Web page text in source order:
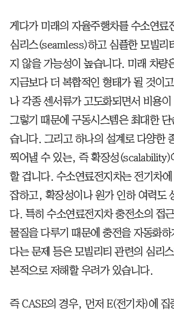
게다가 미래의 자율주행차를 수소연료
심리스(seamless)하고 심플한 모빌리
지 않을 가능성이 높습니다. 미래 차량
지금보다 더 복합적인 형태가 될 것이
나 각종 센서류가 고도화되면서 비용
그렇기 때문에 구동시스템은 최대한
습니다. 그리고 하나의 설계로 다양한
찍어낼 수 있는, 즉 확장성(scalability)
할 겁니다. 수소연료전지차는 전기차
잡하고, 확장성이나 원가 인하 여력도
다. 특히 수소연료전지차 충전소의 접
물질을 다루기 때문에 충전을 자동화
다는 문제 등은 모빌리티 관련의 심리
본적으로 저해할 우려가 있습니다.
즉 CASE의 경우, 먼저 E(전기차)에 집